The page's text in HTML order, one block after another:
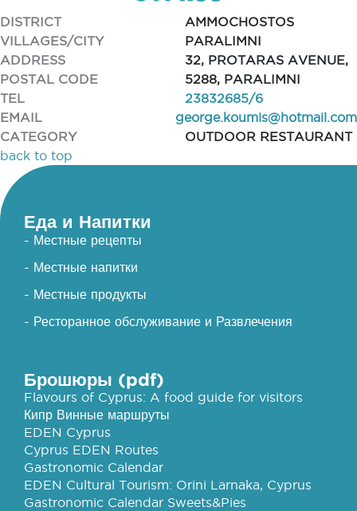
DISTRICT
AMMOCHOSTOS
VILLAGES/CITY
PARALIMNI
ADDRESS
32, PROTARAS AVENUE,
POSTAL CODE
5288, PARALIMNI
TEL
23832685/6
EMAIL
george.koumis@hotmail.com
CATEGORY
OUTDOOR RESTAURANT
back to top
Еда и Напитки
- Местные рецепты
- Местные напитки
- Местные продукты
- Ресторанное обслуживание и Развлечения
Брошюры (pdf)
Flavours of Cyprus: A food guide for visitors
Кипр Винные маршруты
EDEN Cyprus
Cyprus EDEN Routes
Gastronomic Calendar
EDEN Cultural Tourism: Orini Larnaka, Cyprus
Gastronomic Calendar Sweets&Pies